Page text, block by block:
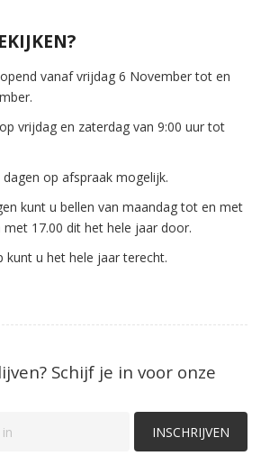
vanaf vrijdag 6 November tot en
vrijdag en zaterdag van 9:00 uur tot
op afspraak mogelijk.
kunt u bellen van maandag tot en met
17.00 dit het hele jaar door.
kunt u het hele jaar terecht.
Schijf je in voor onze
INSCHRIJVEN